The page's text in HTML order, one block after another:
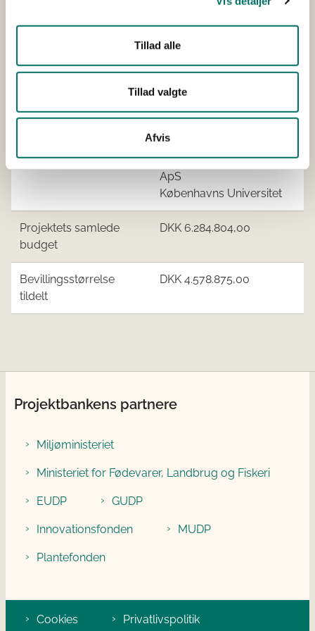
Tillad alle
Tillad valgte
Afvis
Universitet
Øvrige
COWI A/S
FØDEVARER F.M.B.A.
PFH MILJØ & ANLÆG
ApS
Københavns Universitet
Projektets samlede
budget
DKK 6.284.804,00
Bevillingsstørrelse
tildelt
DKK 4.578.875,00
Projektbankens partnere
Miljøministeriet
Ministeriet for Fødevarer, Landbrug og Fiskeri
EUDP GUDP
Innovationsfonden MUDP
Plantefonden
Cookies Privatlivspolitik